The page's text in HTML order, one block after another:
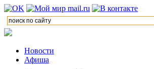
Новости
Афиша